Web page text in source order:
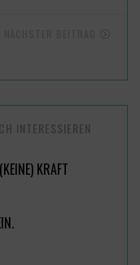
INTERESSIEREN
KRAFT